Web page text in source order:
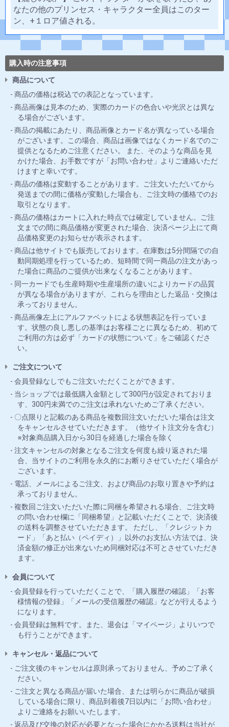
なたの他のプリンセス・キャラクター全員はこのター
ン、+１ロア値される。
購入時の注意事項
商品について
商品の価格は税込での表記となっています。
商品画像は見本のため、実際のカードの色合いや光沢とは異な
る場合がございます。
商品の掲載にあたり、商品画像とカード名が異なっている場合
がございます。この場合、商品は画像ではなくカード名でのご
提供となるためご注意ください。 また、そのような商品を見
かけた場合、お手数ですが「お問い合わせ」よりご連絡いただ
けますと幸いです。
商品の価格は変動することがあります。ご注文いただいてから
発送までの間に価格が変動した場合も、ご注文時の価格でのお
取引となります。
商品の価格はカートに入れた時点では確定していません。ご注
文までの間に商品価格が変更された場合、決済ページ上にて商
品価格変更のお知らせが表示されます。
商品は他サイトでも販売しております。在庫数は5分間隔での自
動同期処理を行っているため、短時間で同一商品の注文があっ
た場合に商品のご提供が出来なくなることがあります。
同一カードでも生産時期や生産場所の違いによりカードの品質
が異なる場合がありますが、これらを理由とした返品・交換は
承っておりません。
商品画像左上にアルファベットによる状態表記を行っていま
す。状態の良し悪しの基準はお客様ごとに異なるため、初めて
ご利用の方は必ず「カードの状態について」をご確認くださ
い。
ご注文について
会員登録なしでもご注文いただくことができます。
当ショップでは最低購入金額として300円が設定されておりま
す、300円未満でのご注文は承れないためご了承ください。
〇点限りと記載のある商品を複数回注文いただいた場合は注文
をキャンセルさせていただきます。（他サイト注文分を含む）
※対象商品購入日から30日を経過した場合を除く
注文キャンセルの対象となるご注文を何度も繰り返された場
合、当サイトのご利用を永久的にお断りさせていただく場合が
ございます。
電話、メールによるご注文、および商品のお取り置きや予約は
承っておりません。
複数回ご注文いただいた際に同梱を希望される場合、ご注文時
の問い合わせ欄に「同梱希望」と記載いただくことで、決済後
の送料を調整させていただきます。 ただし、「クレジットカ
ード」「あと払い（ペイディ）」以外のお支払い方法では、決
済金額の修正が出来ないため同梱対応は不可とさせていただき
ます。
会員について
会員登録を行っていただくことで、「購入履歴の確認」「お客
様情報の登録」「メールの受信履歴の確認」などが行えるよう
になります。
会員登録は無料です。また、退会は「マイページ」よりいつで
も行うことができます。
キャンセル・返品について
ご注文後のキャンセルは原則承っておりません、予めご了承く
ださい。
ご注文と異なる商品が届いた場合、または明らかに商品が破損
している場合に限り、商品到着後7日以内に「お問い合わせ」
よりご連絡をお願いいたします。
返品及び交換の対応が必要となった場合にかかる送料は当社が